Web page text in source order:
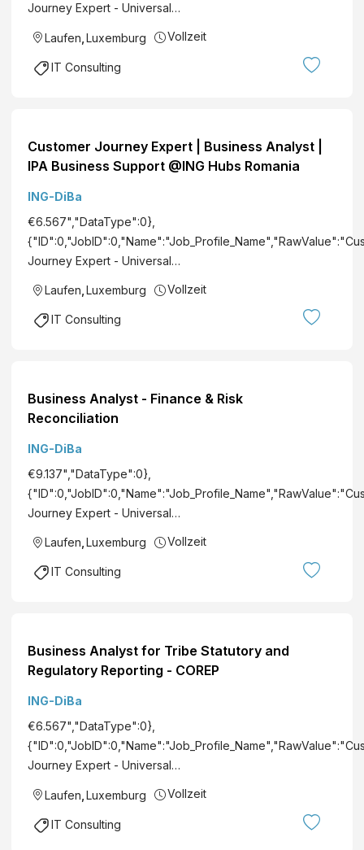
Journey Expert - Universal…
Laufen Luxemburg Vollzeit
IT Consulting
Customer Journey Expert | Business Analyst |
IPA Business Support @ING Hubs Romania
ING-DiBa
€6.567","DataType":0},
Journey Expert - Universal…
Laufen Luxemburg Vollzeit
IT Consulting
Business Analyst - Finance & Risk
Reconciliation
ING-DiBa
€9.137","DataType":0},
Journey Expert - Universal…
Laufen Luxemburg Vollzeit
IT Consulting
Business Analyst for Tribe Statutory and
Regulatory Reporting - COREP
ING-DiBa
€6.567","DataType":0},
Journey Expert - Universal…
Laufen Luxemburg Vollzeit
IT Consulting